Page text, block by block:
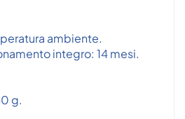
ambiente.
integro: 14 mesi.
g.